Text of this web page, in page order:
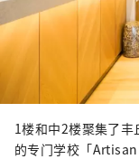
1楼和中2楼聚集了
的专门学校「